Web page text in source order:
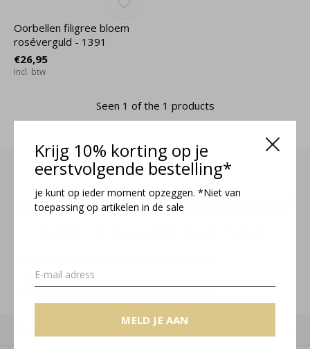
Krijg 10% korting op je
eerstvolgende bestelling*
je kunt op ieder moment opzeggen. *Niet van
toepassing op artikelen in de sale
MELD JE AAN
Oorbellen filigree bloem
roséverguld - 1391
€26,95
Incl. btw
Seen 1 of the 1 products
Meld je aan voor onze nieuwsbrief